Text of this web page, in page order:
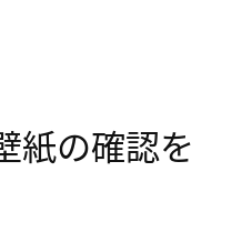
紙の確認を